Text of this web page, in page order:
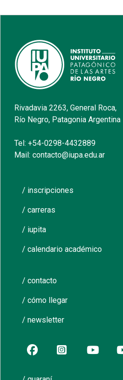
Rivadavia 2263, General Roca,
Río Negro, Patagonia Argentina
Tel: +54-0298-4432889
Mail: contacto@iupa.edu.ar
/ inscripciones
/ carreras
/ iupita
/ calendario académico
/ contacto
/ cómo llegar
/ newsletter